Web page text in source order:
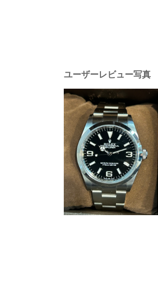
ユーザーレビュー写真